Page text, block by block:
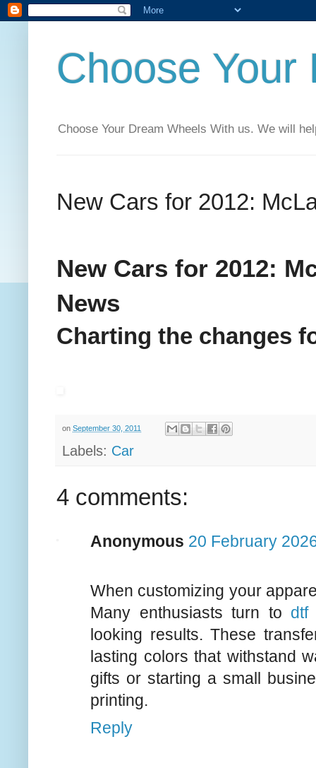
Choose Your
Choose Your Dream Wheels With us. We will
New Cars for 2012:
New Cars for 2012:
News
Charting the changes
on September 30, 2011
Labels: Car
4 comments:
Anonymous 20 February
When customizing your
Many enthusiasts turn to dtf
looking results. These
lasting colors that withstand
gifts or starting a small
printing.
Reply